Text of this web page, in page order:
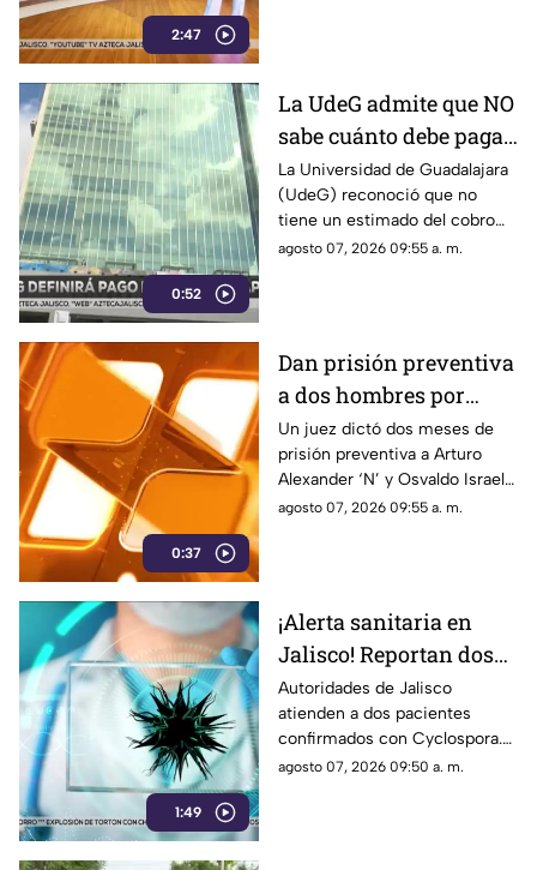
2:47
0:52
La UdeG admite que NO
sabe cuánto debe pagar
al SIAPA por sus
inmuebles
La Universidad de Guadalajara
(UdeG) reconoció que no
tiene un estimado del cobro
de agua en sus inmuebles
agosto 07, 2026 09:55 a. m.
0:37
Dan prisión preventiva
a dos hombres por
brutal caso de crueldad
animal de la perrita
'Vaquita'
Un juez dictó dos meses de
prisión preventiva a Arturo
Alexander ‘N’ y Osvaldo Israel
‘N’ por la agresión a la perrita
agosto 07, 2026 09:55 a. m.
1:49
¡Alerta sanitaria en
Jalisco! Reportan dos
casos de 'Cyclospora', la
bacteria que causa
diarrea explosiva
Autoridades de Jalisco
atienden a dos pacientes
confirmados con Cyclospora.
Conoce qué es esta infección,
agosto 07, 2026 09:50 a. m.